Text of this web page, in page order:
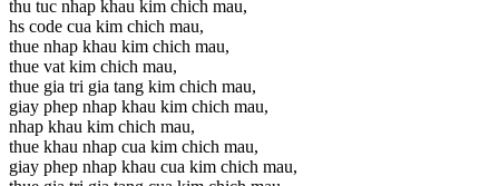
thu tuc nhap khau kim chich mau,
hs code cua kim chich mau,
thue nhap khau kim chich mau,
thue vat kim chich mau,
thue gia tri gia tang kim chich mau,
giay phep nhap khau kim chich mau,
nhap khau kim chich mau,
thue khau nhap cua kim chich mau,
giay phep nhap khau cua kim chich mau,